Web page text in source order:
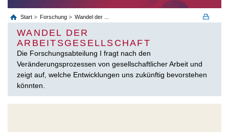
Start Forschung Wandel der ...
WANDEL DER
ARBEITSGESELLSCHAFT
Die Forschungsabteilung I fragt nach den
Veränderungsprozessen von gesellschaftlicher Arbeit und
zeigt auf, welche Entwicklungen uns zukünftig bevorstehen
könnten.